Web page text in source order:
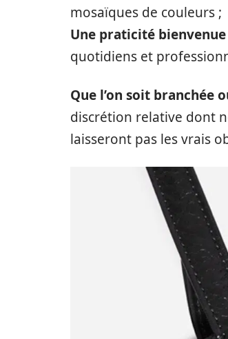
mosaïques de couleurs ;
Une praticité bienvenue
quotidiens et
Que l’on soit branchée
discrétion relative dont
laisseront pas les vrais